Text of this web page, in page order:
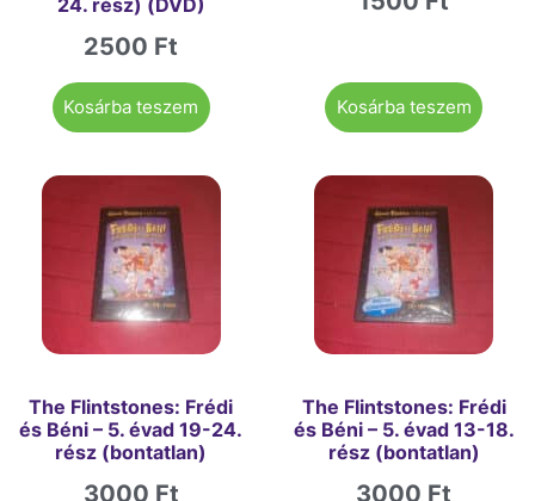
24. rész) (DVD)
2500 Ft
Kosárba teszem Kosárba teszem
The Flintstones: Frédi
és Béni – 5. évad 19-24.
rész (bontatlan)
3000 Ft
The Flintstones: Frédi
és Béni – 5. évad 13-18.
rész (bontatlan)
3000 Ft